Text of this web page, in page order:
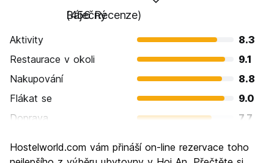
Báječný
(456 Recenze)
Aktivity
8.3
Restaurace v okoli
9.1
Nakupování
8.8
Flákat se
9.0
Doprava
7.7
Kultura
8.8
Hostelworld.com vám přináší on-line rezervace toho